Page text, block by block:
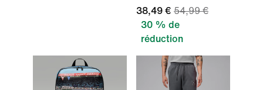
38,49 € 54,99 €
30 % de
réduction